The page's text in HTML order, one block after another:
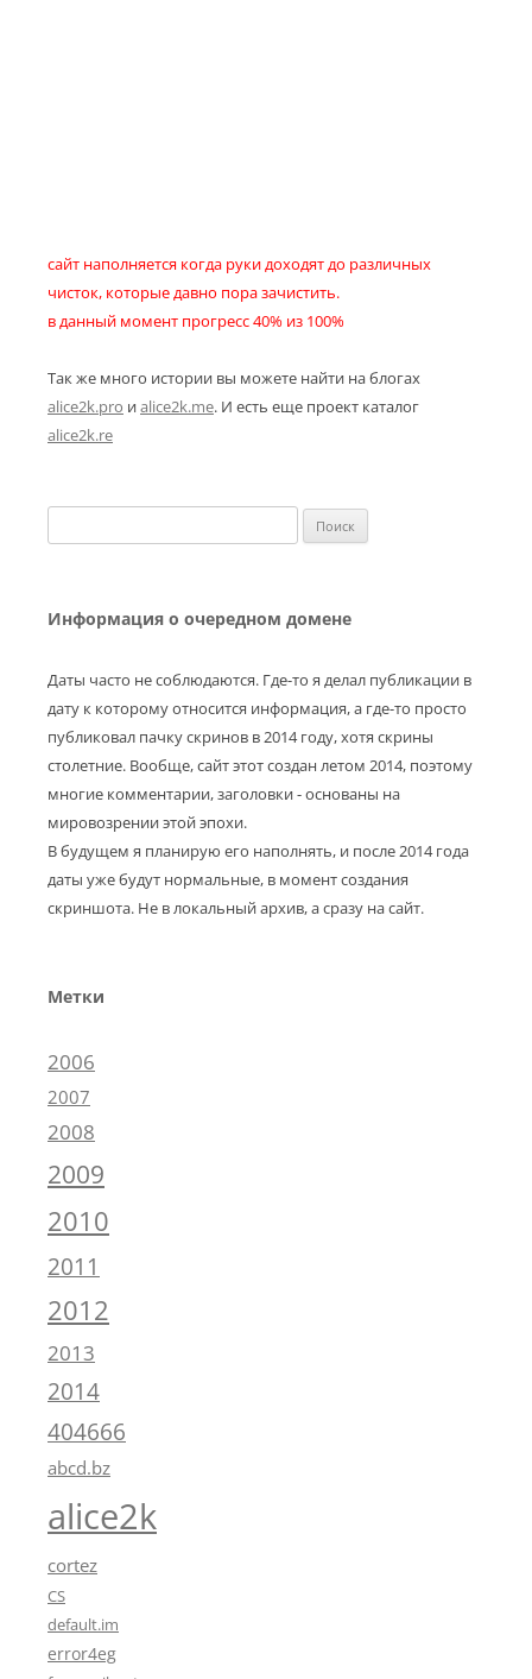
сайт наполняется когда руки доходят до различных
чисток, которые давно пора зачистить.
в данный момент прогресс 40% из 100%
Так же много истории вы можете найти на блогах
alice2k.pro иalice2k.me. И есть еще проект каталог
alice2k.re
Информация о очередном домене
Даты часто не соблюдаются. Где-то я делал публикации в
дату к которому относится информация, а где-то просто
публиковал пачку скринов в 2014 году, хотя скрины
столетние. Вообще, сайт этот создан летом 2014, поэтому
многие комментарии, заголовки - основаны на
мировозрении этой эпохи.
В будущем я планирую его наполнять, и после 2014 года
даты уже будут нормальные, в момент создания
скриншота. Не в локальный архив, а сразу на сайт.
Метки
2006
2007
2008
2009
2010
2011
2012
2013
2014
404666
abcd.bz
alice2k
cortez
CS
default.im
error4eg